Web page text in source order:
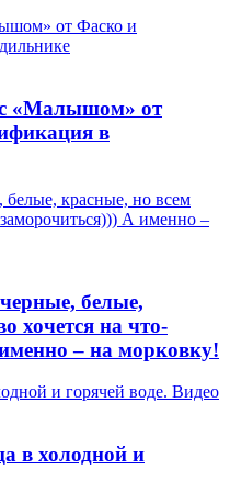
от Фаско и
с «Малышом» от
в
красные, но всем
А именно –
белые,
хочется на что-
– на морковку!
и горячей воде. Видео
в холодной и